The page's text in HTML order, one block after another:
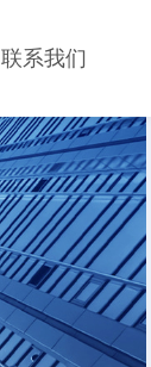
联系我们